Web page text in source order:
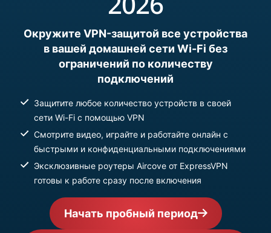
Окружите VPN-защитой все устройства
в вашей домашней сети Wi-Fi без
ограничений по количеству
подключений
Защитите любое количество устройств в своей
сети Wi-Fi с помощью VPN
Смотрите видео, играйте и работайте онлайн с
быстрыми и конфиденциальными подключениями
Эксклюзивные роутеры Aircove от ExpressVPN
готовы к работе сразу после включения
Начать пробный период